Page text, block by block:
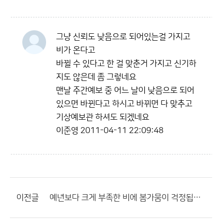
그냥 신뢰도 낮음으로 되어있는걸 가지고
비가 온다고
바뀔 수 있다고 한 걸 맞춘거 가지고 신기하
지도 않은데 좀 그렇네요
맨날 주간예보 중 어느 날이 낮음으로 되어
있으면 바뀐다고 하시고 바뀌면 다 맞추고
기상예보관 하셔도 되겠네요
이준영 2011-04-11 22:09:48
이전글 예년보다 크게 부족한 비에 봄가뭄이 걱정됩니다.